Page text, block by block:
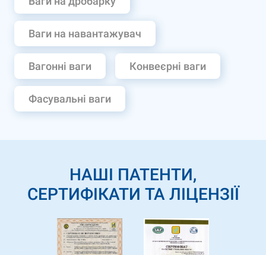
Ваги на навантажувач
Вагонні ваги Конвеєрні ваги
Фасувальні ваги
НАШІ ПАТЕНТИ,
СЕРТИФІКАТИ ТА ЛІЦЕНЗІЇ